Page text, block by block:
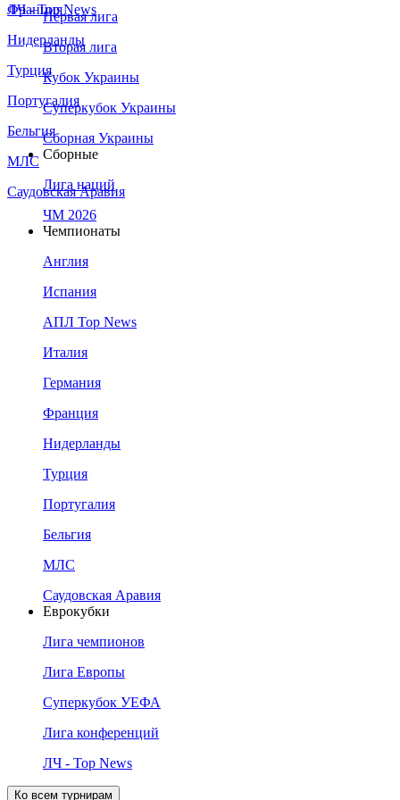
Франция
Нидерланды
Турция
Португалия
Бельгия
МЛС
Саудовская Аравия
ЛЧ - Top News
Первая лига
Вторая лига
Кубок Украины
Суперкубок Украины
Сборная Украины
Сборные
Лига наций
ЧМ 2026
Чемпионаты
Англия
Испания
АПЛ Top News
Италия
Германия
Франция
Нидерланды
Турция
Португалия
Бельгия
МЛС
Саудовская Аравия
Еврокубки
Лига чемпионов
Лига Европы
Суперкубок УЕФА
Лига конференций
ЛЧ - Top News
Ко всем турнирам